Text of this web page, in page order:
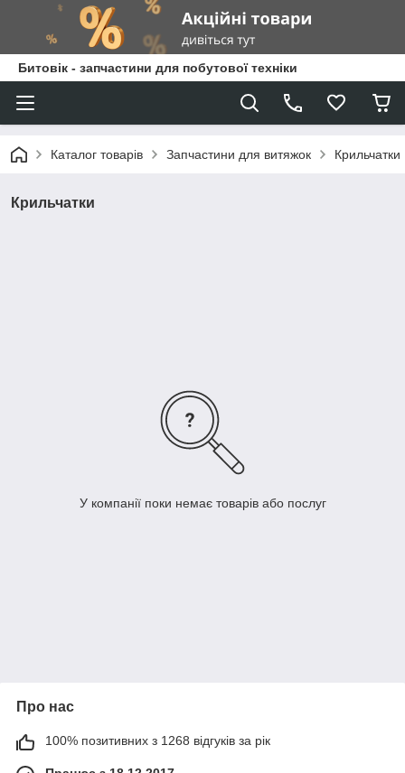
Битовік - запчастини для побутової техніки
Каталог товарів Запчастини для витяжок Крильчатки
Крильчатки
У компанії поки немає товарів або послуг
Про нас
100% позитивних з 1268 відгуків за рік